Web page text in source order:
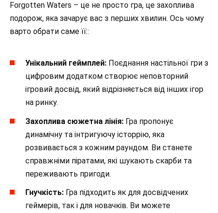
Forgotten Waters – це не просто гра, це захоплива
подорож, яка зачарує вас з перших хвилин. Ось чому
варто обрати саме її::
Унікальний геймплей: Поєднання настільної гри з
цифровим додатком створює неповторний
ігровий досвід, який відрізняється від інших ігор
на ринку.
Захоплива сюжетна лінія: Гра пропонує
динамічну та інтригуючу історрію, яка
розвивається з кожним раундом. Ви станете
справжніми піратами, які шукають скарби та
переживають пригоди.
Гнучкість: Гра підходить як для досвідчених
геймерів, так і для новачків. Ви можете